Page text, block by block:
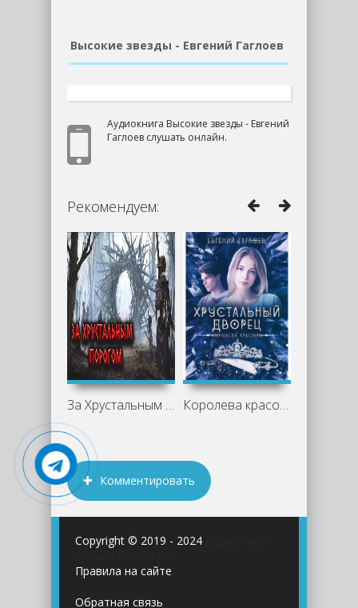
Высокие звезды - Евгений Гаглоев
Аудиокнига Высокие звезды - Евгений
Гаглоев слушать онлайн.
Рекомендуем:
За Хрустальным порогом - Runny Королева красоты - Евгений Гаглоев
Комментировать
Copyright © 2019 - 2024
Правила на сайте
Обратная связь